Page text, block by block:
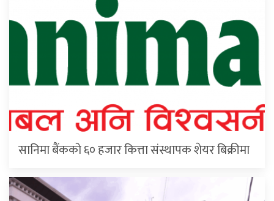
सानिमा बैंकको ६० हजार कित्ता संस्थापक शेयर बिक्रीमा